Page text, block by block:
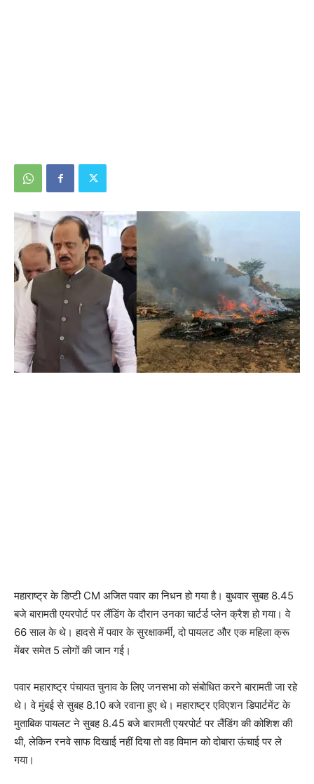
महाराष्ट्र के डिप्टी CM अजित पवार का निधन हो गया है। बुधवार सुबह 8.45
बजे बारामती एयरपोर्ट पर लैंडिंग के दौरान उनका चार्टर्ड प्लेन क्रैश हो गया। वे
66 साल के थे। हादसे में पवार के सुरक्षाकर्मी, दो पायलट और एक महिला क्रू
मेंबर समेत 5 लोगों की जान गई।
पवार महाराष्ट्र पंचायत चुनाव के लिए जनसभा को संबोधित करने बारामती जा रहे
थे। वे मुंबई से सुबह 8.10 बजे रवाना हुए थे। महाराष्ट्र एविएशन डिपार्टमेंट के
मुताबिक पायलट ने सुबह 8.45 बजे बारामती एयरपोर्ट पर लैंडिंग की कोशिश की
थी, लेकिन रनवे साफ दिखाई नहीं दिया तो वह विमान को दोबारा ऊंचाई पर ले
गया।